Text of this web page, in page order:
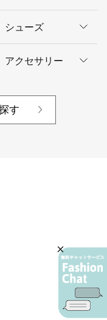
シューズ
アクセサリー
す